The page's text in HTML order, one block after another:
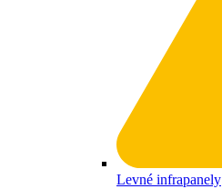
Levné infrapanely